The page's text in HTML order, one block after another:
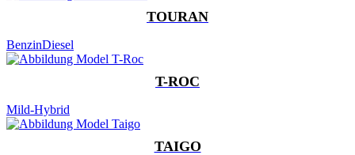
TOURAN
BenzinDiesel
T-ROC
Mild-Hybrid
TAIGO